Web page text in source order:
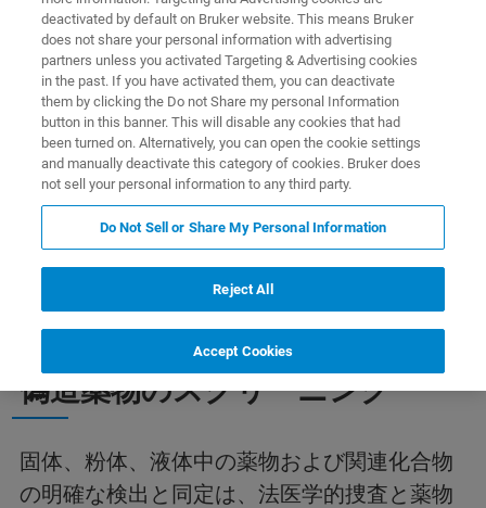
するための、信頼性が高く迅速な方法を提供
することを目標としています。
その他のソリューション
違法薬物/デザイナードラッグ/
偽造薬物のスクリーニング
固体、粉体、液体中の薬物および関連化合物
の明確な検出と同定は、法医学的捜査と薬物
deactivated by default on Bruker website. This means Bruker
does not share your personal information with advertising
partners unless you activated Targeting & Advertising cookies
in the past. If you have activated them, you can deactivate
them by clicking the Do not Share my personal Information
button in this banner. This will disable any cookies that had
been turned on. Alternatively, you can open the cookie settings
and manually deactivate this category of cookies. Bruker does
not sell your personal information to any third party.
Do Not Sell or Share My Personal Information
Reject All
Accept Cookies